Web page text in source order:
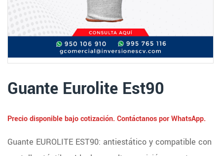
Guante Eurolite Est90
Precio disponible bajo cotización. Contáctanos por WhatsApp.
Guante EUROLITE EST90: antiestático y compatible con